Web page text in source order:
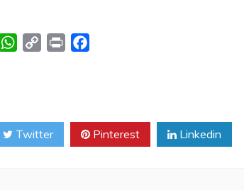
W
A
i
o
Twitter Pinterest Linkedin